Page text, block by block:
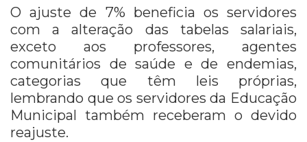
O ajuste de 7% beneficia os servidores
com a alteração das tabelas salariais,
exceto aos professores, agentes
comunitários de saúde e de endemias,
categorias que têm leis próprias,
lembrando que os servidores da Educação
Municipal também receberam o devido
reajuste.